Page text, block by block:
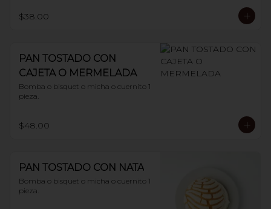
$38.00
PAN TOSTADO CON
CAJETA O MERMELADA
Bomba o bisquet o micha o cuernito 1
pieza.
$48.00
PAN TOSTADO CON NATA
Bomba o bisquet o micha o cuernito 1
pieza.